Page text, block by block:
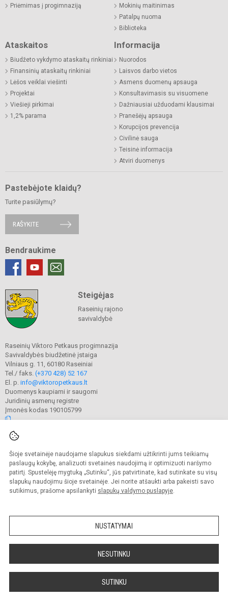
Šioje svetainėje naudojame slapukus siekdami užtikrinti jums teikiamų
paslaugų kokybę, analizuoti svetainės naudojimą ir optimizuoti naršymo
patirtį. Spustelėję mygtuką „Sutinku“, jūs patvirtinate, kad sutinkate su visų
slapukų naudojimu šioje svetainėje. Jei norite atšaukti arba pakeisti savo
sutikimus, prašome apsilankyti slapukų valdymo puslapyje.
NUSTATYMAI
NESUTINKU
SUTINKU
Priėmimas į progimnaziją
Mokinių maitinimas
Patalpų nuoma
Biblioteka
Ataskaitos
Biudžeto vykdymo ataskaitų rinkiniai
Finansinių ataskaitų rinkiniai
Lėšos veiklai viešinti
Projektai
Viešieji pirkimai
1,2% parama
Informacija
Nuorodos
Laisvos darbo vietos
Asmens duomenų apsauga
Konsultavimasis su visuomene
Dažniausiai užduodami klausimai
Pranešėjų apsauga
Korupcijos prevencija
Civilinė sauga
Teisinė informacija
Atviri duomenys
Pastebėjote klaidų?
Turite pasiūlymų?
RAŠYKITE
Bendraukime
Steigėjas
Raseinių rajono
savivaldybė
Raseinių Viktoro Petkaus progimnazija
Savivaldybės biudžetinė įstaiga
Vilniaus g. 11, 60180 Raseiniai
Tel./ faks. (+370 428) 52 167
El. p. info@viktoropetkaus.lt
Duomenys kaupiami ir saugomi
Juridinių asmenų registre
Įmonės kodas 190105799
Kopijuoti turinį be raštiško mokyklos administracijos sutikimo griežtai
draudžiama.
Prieinamumo paraiška Slapukų valdymas
Sumanus būdas atnaujinti